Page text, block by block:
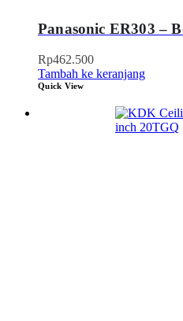
Panasonic ER303 –
Rp462.500
Tambah ke keranjang
Quick View